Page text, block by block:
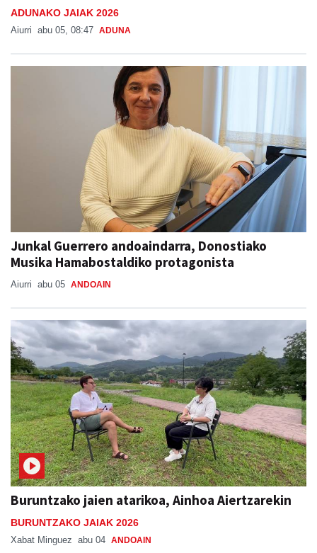
ADUNAKO JAIAK 2026
Aiurri abu 05, 08:47 ADUNA
Junkal Guerrero andoaindarra, Donostiako
Musika Hamabostaldiko protagonista
Aiurri abu 05 ANDOAIN
Buruntzako jaien atarikoa, Ainhoa Aiertzarekin
BURUNTZAKO JAIAK 2026
Xabat Minguez abu 04 ANDOAIN